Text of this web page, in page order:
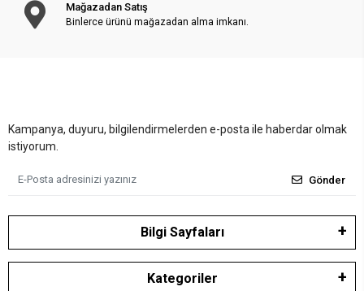
Mağazadan Satış
Binlerce ürünü mağazadan alma imkanı.
Kampanya, duyuru, bilgilendirmelerden e-posta ile haberdar olmak
istiyorum.
Gönder
Bilgi Sayfaları
Kategoriler